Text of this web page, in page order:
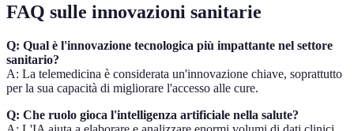
FAQ sulle innovazioni sanitarie
Q: Qual è l'innovazione tecnologica più impattante nel settore
sanitario?
A: La telemedicina è considerata un'innovazione chiave, soprattutto
per la sua capacità di migliorare l'accesso alle cure.
Q: Che ruolo gioca l'intelligenza artificiale nella salute?